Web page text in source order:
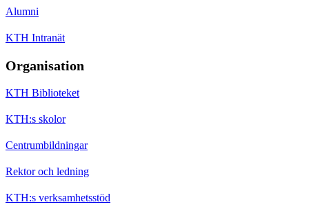
Alumni
KTH Intranät
Organisation
KTH Biblioteket
KTH:s skolor
Centrumbildningar
Rektor och ledning
KTH:s verksamhetsstöd